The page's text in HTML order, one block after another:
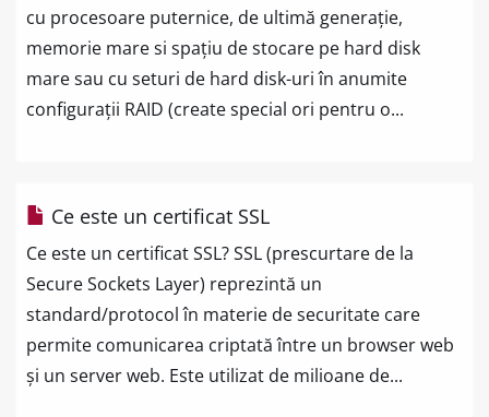
cu procesoare puternice, de ultimă generație,
memorie mare si spațiu de stocare pe hard disk
mare sau cu seturi de hard disk-uri în anumite
configurații RAID (create special ori pentru o...
Ce este un certificat SSL
Ce este un certificat SSL? SSL (prescurtare de la
Secure Sockets Layer) reprezintă un
standard/protocol în materie de securitate care
permite comunicarea criptată între un browser web
și un server web. Este utilizat de milioane de...